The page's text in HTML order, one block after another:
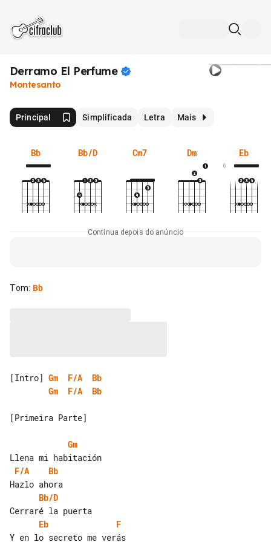
Derramo El Perfume
Montesanto
Principal Simplificada Letra Mais
Bb Bb/D Cm7 Dm Eb
6
Continua depois do anúncio
Tom: Bb
[Intro] Gm F/A
Bb
Gm
F/A Bb
[Primeira Parte]
Gm
F/A
Bb
Bb/D
Eb
F
Y en lo secreto me verás